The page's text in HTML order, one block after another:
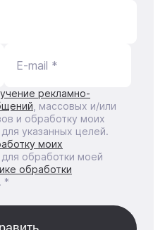
E-mail *
рекламно-
, массовых и/или
и обработку моих
указанных целей.
моих
для обработки моей
обработки
. *